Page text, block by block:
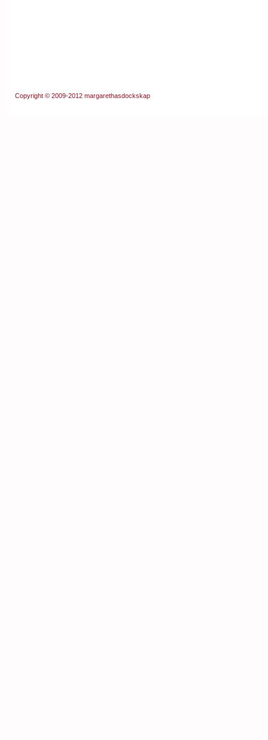
Copyright © 2009-2012 margarethasdockskap